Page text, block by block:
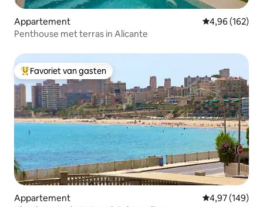
Appartement Gemiddelde
4,96 (162)
Penthouse met terras in Alicante
Topfavoriet van gasten
Favoriet van gasten
Appartement Gemiddelde
4,97 (149)